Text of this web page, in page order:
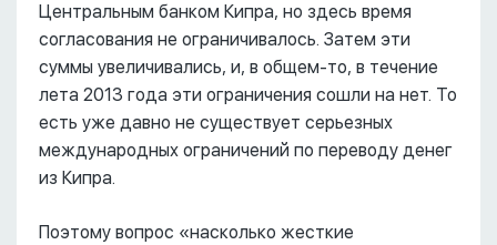
Центральным банком Кипра, но здесь время
согласования не ограничивалось. Затем эти
суммы увеличивались, и, в общем-то, в течение
лета 2013 года эти ограничения сошли на нет. То
есть уже давно не существует серьезных
международных ограничений по переводу денег
из Кипра.
Поэтому вопрос «насколько жесткие